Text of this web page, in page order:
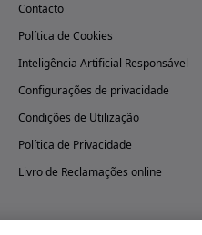
Contacto
Política de Cookies
Inteligência Artificial Responsável
Configurações de privacidade
Condições de Utilização
Política de Privacidade
Livro de Reclamações online